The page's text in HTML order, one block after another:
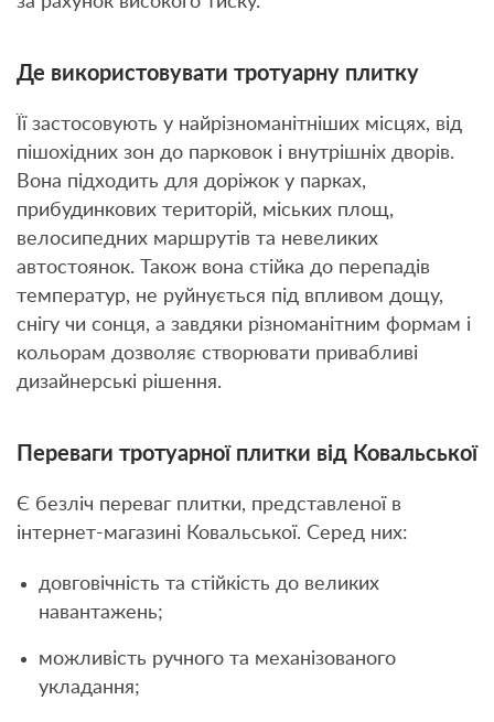
Де використовувати тротуарну плитку
Її застосовують у найрізноманітніших місцях, від
пішохідних зон до парковок і внутрішніх дворів.
Вона підходить для доріжок у парках,
прибудинкових територій, міських площ,
велосипедних маршрутів та невеликих
автостоянок. Також вона стійка до перепадів
температур, не руйнується під впливом дощу,
снігу чи сонця, а завдяки різноманітним формам і
кольорам дозволяє створювати привабливі
дизайнерські рішення.
Переваги тротуарної плитки від Ковальської
Є безліч переваг плитки, представленої в
інтернет-магазині Ковальської. Серед них:
довговічність та стійкість до великих
навантажень;
можливість ручного та механізованого
укладання;